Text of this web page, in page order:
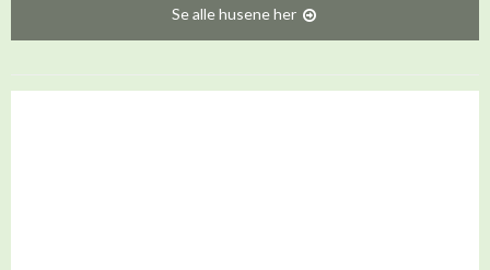
Se alle husene her